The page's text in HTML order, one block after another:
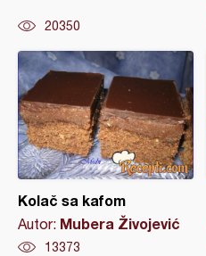
20350
Kolač sa kafom
Autor: Mubera Živojević
13373